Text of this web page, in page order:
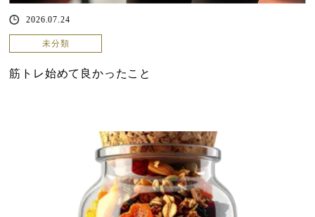
2026.07.24
未分類
筋トレ始めて良かったこと